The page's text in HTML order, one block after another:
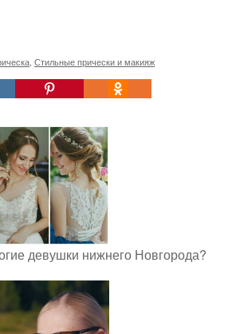
Стильные прически и макияж
девушки нижнего Новгорода?